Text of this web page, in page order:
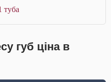
туба
губ ціна в